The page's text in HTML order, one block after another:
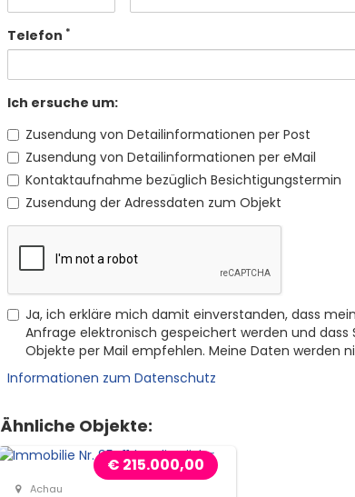
Telefon *
Ich ersuche um:
Zusendung von Detailinformationen per Post
Zusendung von Detailinformationen per eMail
Kontaktaufnahme bezüglich Besichtigungstermin
Zusendung der Adressdaten zum Objekt
Ja, ich erkläre mich damit einverstanden, dass
Anfrage elektronisch gespeichert werden und dass
Objekte per Mail empfehlen. Meine Daten werden
Informationen zum Datenschutz
Ähnliche Objekte:
€ 215.000,00
Achau